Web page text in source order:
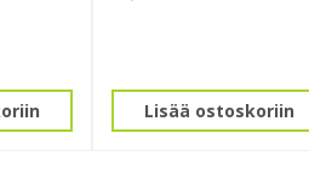
€.
Lisää ostoskoriin